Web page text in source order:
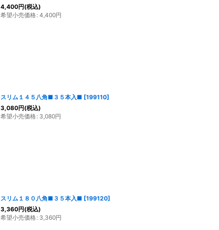
4,400円(税込)
希望小売価格: 4,400円
スリム１４５八角■３５本入■ [199110]
3,080円(税込)
希望小売価格: 3,080円
スリム１８０八角■３５本入■ [199120]
3,360円(税込)
希望小売価格: 3,360円